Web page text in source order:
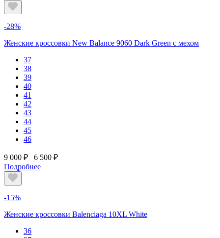
-28%
Женские кроссовки New Balance 9060 Dark Green с мехом
37
38
39
40
41
42
43
44
45
46
9 000 ₽
6 500 ₽
Подробнее
-15%
Женские кроссовки Balenciaga 10XL White
36